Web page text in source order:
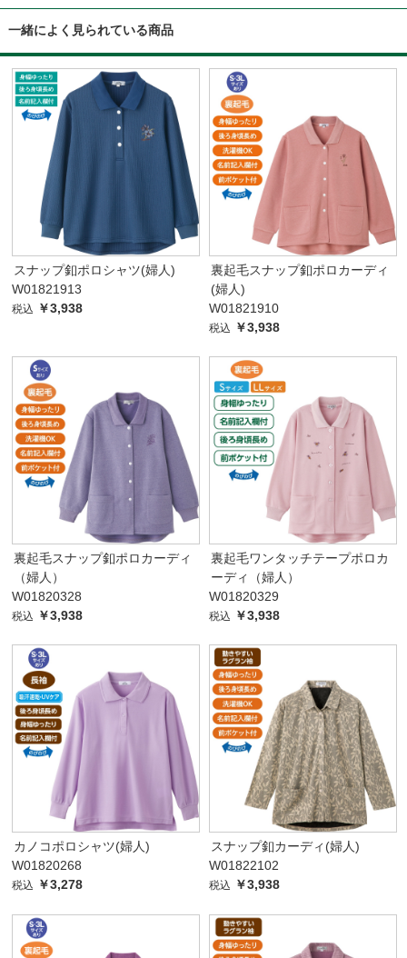
一緒によく見られている商品
スナップ釦ポロシャツ(婦人)
W01821913
税込 ￥3,938
裏起毛スナップ釦ポロカーディ
(婦人)
W01821910
税込 ￥3,938
裏起毛スナップ釦ポロカーディ
（婦人）
W01820328
税込 ￥3,938
裏起毛ワンタッチテープポロカ
ーディ（婦人）
W01820329
税込 ￥3,938
カノコポロシャツ(婦人)
W01820268
税込 ￥3,278
スナップ釦カーディ(婦人)
W01822102
税込 ￥3,938